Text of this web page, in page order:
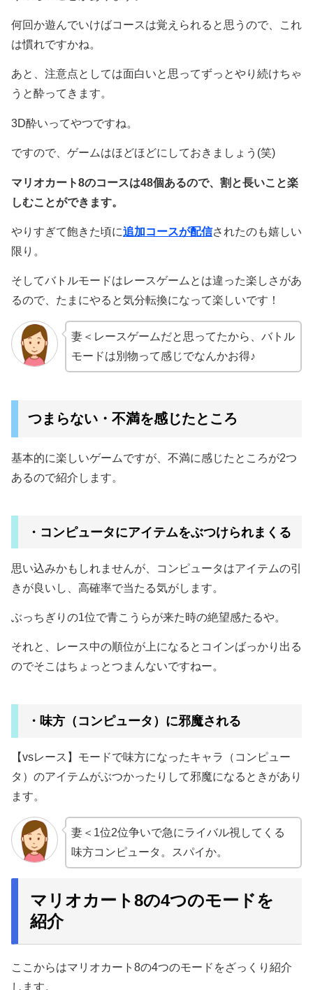
何回か遊んでいけばコースは覚えられると思うので、これ
は慣れですかね。
あと、注意点としては面白いと思ってずっとやり続けちゃ
うと酔ってきます。
3D酔いってやつですね。
ですので、ゲームはほどほどにしておきましょう(笑)
マリオカート8のコースは48個あるので、割と長いこと楽
しむことができます。
やりすぎて飽きた頃に追加コースが配信されたのも嬉しい
限り。
そしてバトルモードはレースゲームとは違った楽しさがあ
るので、たまにやると気分転換になって楽しいです！
妻＜レースゲームだと思ってたから、バトル
モードは別物って感じでなんかお得♪
つまらない・不満を感じたところ
基本的に楽しいゲームですが、不満に感じたところが2つ
あるので紹介します。
・コンピュータにアイテムをぶつけられまくる
思い込みかもしれませんが、コンピュータはアイテムの引
きが良いし、高確率で当たる気がします。
ぶっちぎりの1位で青こうらが来た時の絶望感たるや。
それと、レース中の順位が上になるとコインばっかり出る
のでそこはちょっとつまんないですねー。
・味方（コンピュータ）に邪魔される
【vsレース】モードで味方になったキャラ（コンピュー
タ）のアイテムがぶつかったりして邪魔になるときがあり
ます。
妻＜1位2位争いで急にライバル視してくる
味方コンピュータ。スパイか。
マリオカート8の4つのモードを
紹介
ここからはマリオカート8の4つのモードをざっくり紹介
します。